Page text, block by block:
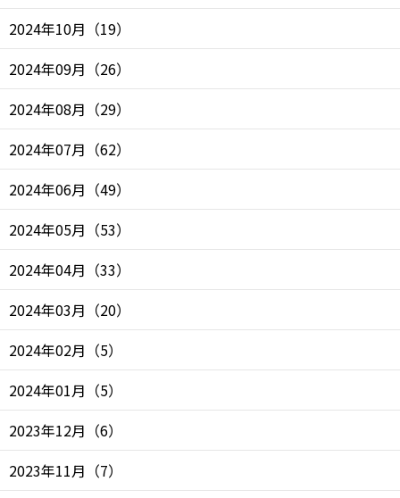
2024年10月 （19）
2024年09月 （26）
2024年08月 （29）
2024年07月 （62）
2024年06月 （49）
2024年05月 （53）
2024年04月 （33）
2024年03月 （20）
2024年02月 （5）
2024年01月 （5）
2023年12月 （6）
2023年11月 （7）